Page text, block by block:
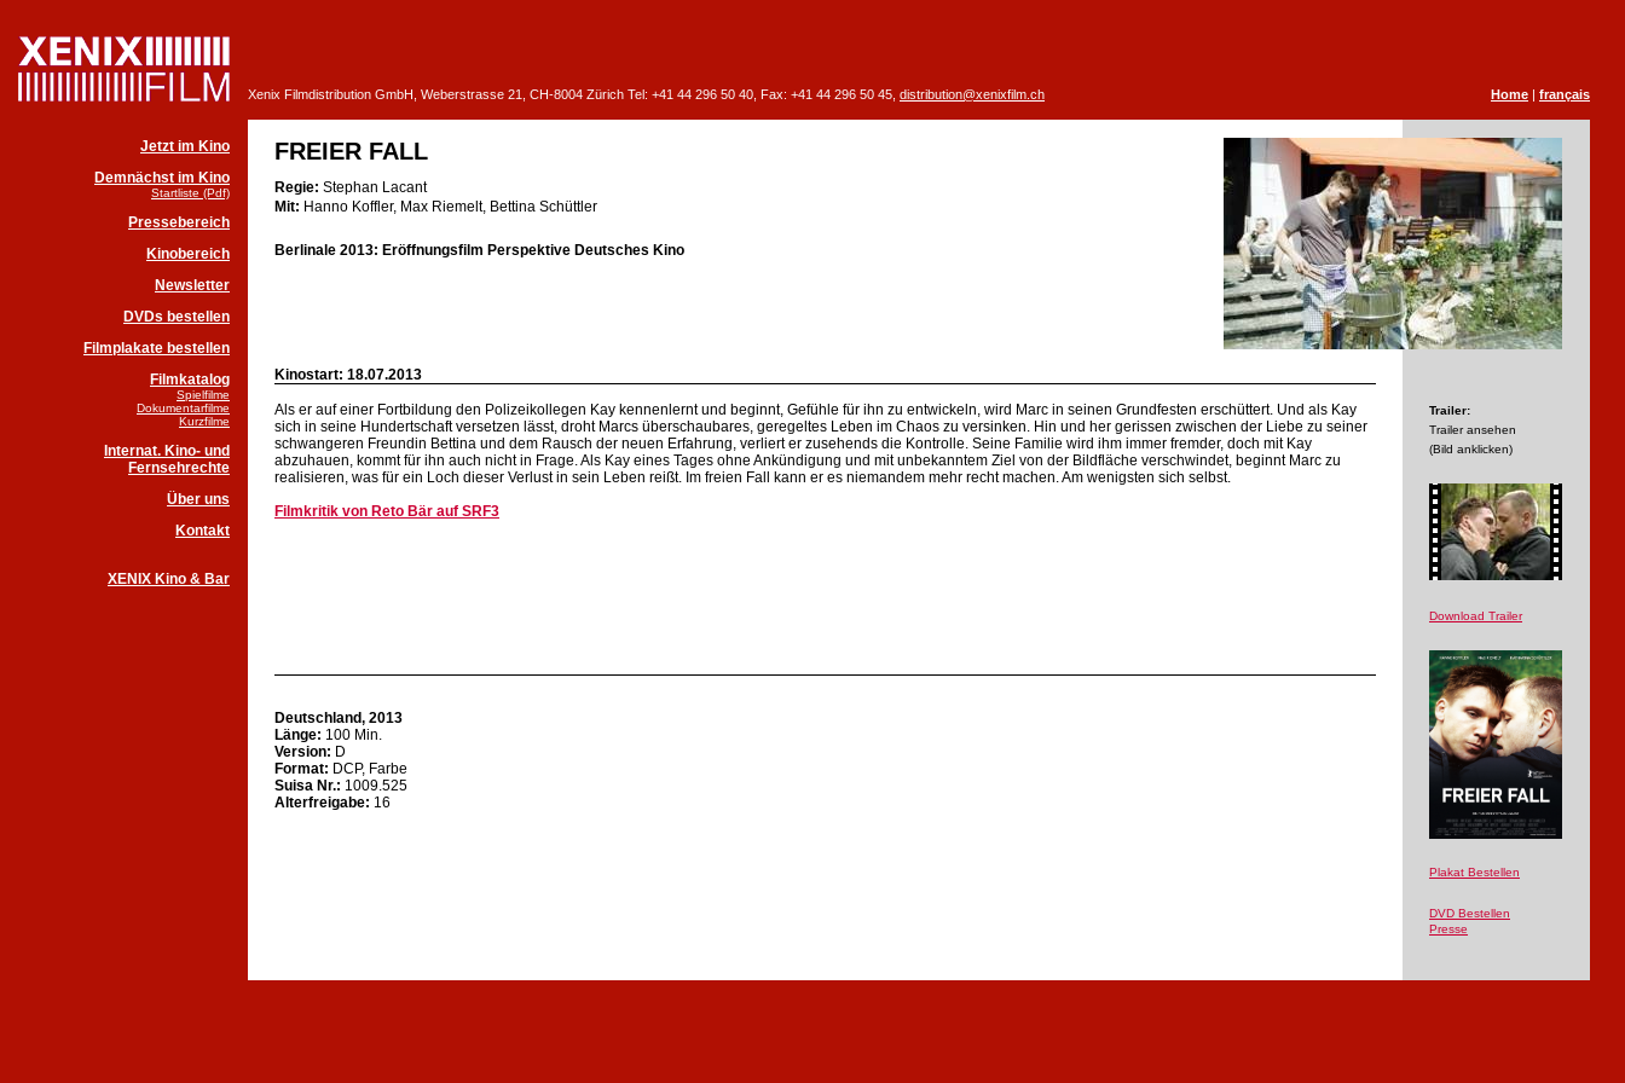
Xenix Filmdistribution GmbH, Weberstrasse 21, CH-8004 Zürich Tel: +41 44 296 50 40, Fax: +41 44 296 50 45, distribution@xenixfilm.ch Home | français
Jetzt im Kino
Demnächst im Kino
Startliste (Pdf)
Pressebereich
Kinobereich
Newsletter
DVDs bestellen
Filmplakate bestellen
Filmkatalog
Spielfilme
Dokumentarfilme
Kurzfilme
Internat. Kino- und
Fernsehrechte
Über uns
Kontakt
XENIX Kino & Bar
FREIER FALL
Regie: Stephan Lacant
Mit: Hanno Koffler, Max Riemelt, Bettina Schüttler
Berlinale 2013: Eröffnungsfilm Perspektive Deutsches Kino
Kinostart: 18.07.2013
Als er auf einer Fortbildung den Polizeikollegen Kay kennenlernt und beginnt, Gefühle für ihn zu entwickeln, wird Marc in seinen Grundfesten erschüttert. Und als Kay
sich in seine Hundertschaft versetzen lässt, droht Marcs überschaubares, geregeltes Leben im Chaos zu versinken. Hin und her gerissen zwischen der Liebe zu seiner
schwangeren Freundin Bettina und dem Rausch der neuen Erfahrung, verliert er zusehends die Kontrolle. Seine Familie wird ihm immer fremder, doch mit Kay
abzuhauen, kommt für ihn auch nicht in Frage. Als Kay eines Tages ohne Ankündigung und mit unbekanntem Ziel von der Bildfläche verschwindet, beginnt Marc zu
realisieren, was für ein Loch dieser Verlust in sein Leben reißt. Im freien Fall kann er es niemandem mehr recht machen. Am wenigsten sich selbst.
Filmkritik von Reto Bär auf SRF3
Trailer:
Trailer ansehen
(Bild anklicken)
Download Trailer
Plakat Bestellen
DVD Bestellen
Presse
Deutschland, 2013
Länge: 100 Min.
Version: D
Format: DCP, Farbe
Suisa Nr.: 1009.525
Alterfreigabe: 16